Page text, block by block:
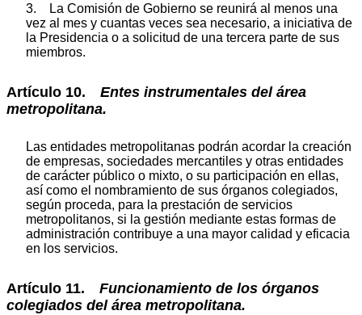
3. La Comisión de Gobierno se reunirá al menos una
vez al mes y cuantas veces sea necesario, a iniciativa de
la Presidencia o a solicitud de una tercera parte de sus
miembros.
Artículo 10. Entes instrumentales del área
metropolitana.
Las entidades metropolitanas podrán acordar la creación
de empresas, sociedades mercantiles y otras entidades
de carácter público o mixto, o su participación en ellas,
así como el nombramiento de sus órganos colegiados,
según proceda, para la prestación de servicios
metropolitanos, si la gestión mediante estas formas de
administración contribuye a una mayor calidad y eficacia
en los servicios.
Artículo 11. Funcionamiento de los órganos
colegiados del área metropolitana.